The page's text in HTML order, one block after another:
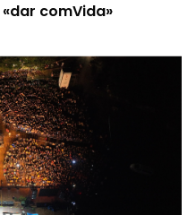
comVida»